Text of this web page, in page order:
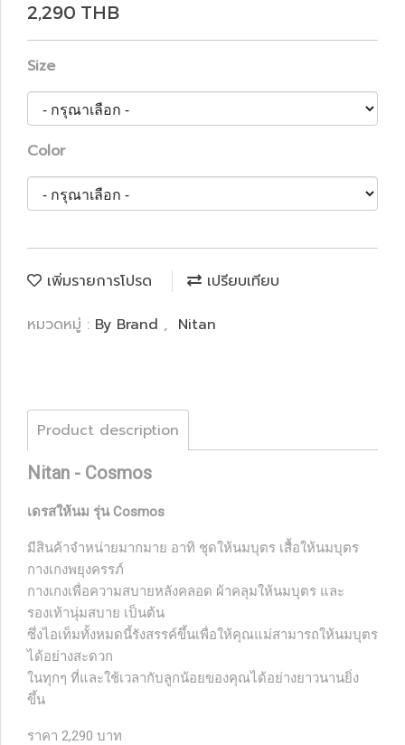
2,290 THB
Size
Color
เพิ่มรายการโปรด
เปรียบเทียบ
หมวดหมู่ : By Brand , Nitan
Product description
Nitan - Cosmos
เดรสให้นม รุ่น Cosmos
มีสินค้าจำหน่ายมากมาย อาทิ ชุดให้นมบุตร เสื้อให้นมบุตร
กางเกงพยุงครรภ์
กางเกงเพื่อความสบายหลังคลอด ผ้าคลุมให้นมบุตร และ
รองเท้านุ่มสบาย เป็นต้น
ซึ่งไอเท็มทั้งหมดนี้รังสรรค์ขึ้นเพื่อให้คุณแม่สามารถให้นมบุตร
ได้อย่างสะดวก
ในทุกๆ ที่และใช้เวลากับลูกน้อยของคุณได้อย่างยาวนานยิ่ง
ขึ้น
ราคา 2,290 บาท